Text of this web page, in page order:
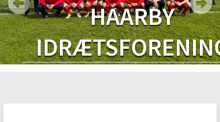
HAARBY